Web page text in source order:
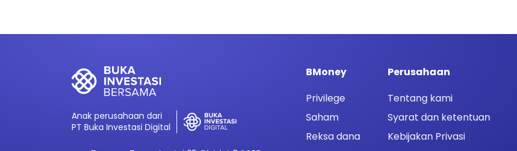
Anak perusahaan dari
PT Buka Investasi Digital
BMoney
Privilege
Saham
Reksa dana
Perusahaan
Tentang kami
Syarat dan ketentuan
Kebijakan Privasi